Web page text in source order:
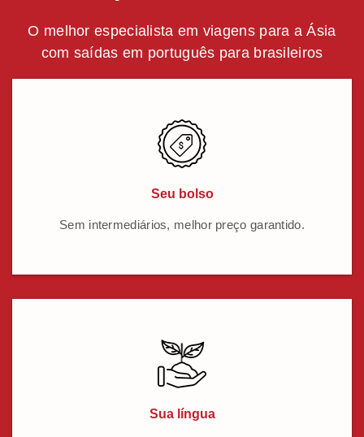
O melhor especialista em viagens para a Ásia
com saídas em português para brasileiros
Seu bolso
Sem intermediários, melhor preço garantido.
Sua língua